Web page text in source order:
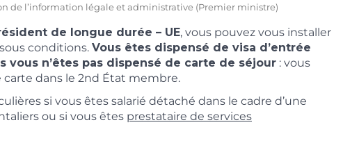
de l’information légale et administrative (Premier ministre)
de longue durée – UE, vous pouvez vous installer
conditions. Vous êtes dispensé de visa d’entrée
vous n’êtes pas dispensé de carte de séjour : vous
dans le 2nd État membre.
si vous êtes salarié détaché dans le cadre d’une
ou si vous êtes prestataire de services